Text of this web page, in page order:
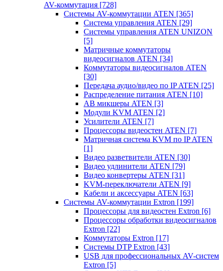
AV-коммутация [728]
Системы AV-коммутации ATEN [365]
Система управления ATEN [29]
Системы управления ATEN UNIZON
[5]
Матричные коммутаторы
видеосигналов ATEN [34]
Коммутаторы видеосигналов ATEN
[30]
Передача аудио/видео по IP ATEN [25]
Распределение питания ATEN [10]
АВ микшеры ATEN [3]
Модули KVM ATEN [2]
Усилители ATEN [7]
Процессоры видеостен ATEN [7]
Матричная система KVM по IP ATEN
[1]
Видео разветвители ATEN [30]
Видео удлинители ATEN [79]
Видео конвертеры ATEN [31]
KVM-переключатели ATEN [9]
Кабели и аксессуары ATEN [63]
Системы AV-коммутации Extron [199]
Процессоры для видеостен Extron [6]
Процессоры обработки видеосигналов
Extron [22]
Коммутаторы Extron [17]
Системы DTP Extron [43]
USB для профессиональных AV-систем
Extron [5]